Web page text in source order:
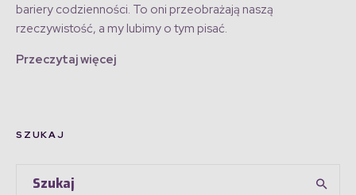
bariery codzienności. To oni przeobrażają naszą
rzeczywistość, a my lubimy o tym pisać.
Przeczytaj więcej
SZUKAJ